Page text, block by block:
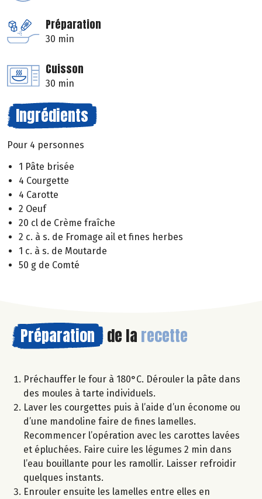
Préparation
30 min
Cuisson
30 min
Ingrédients
Pour 4 personnes
1 Pâte brisée
4 Courgette
4 Carotte
2 Oeuf
20 cl de Crème fraîche
2 c. à s. de Fromage ail et fines herbes
1 c. à s. de Moutarde
50 g de Comté
Préparation de la recette
Préchauffer le four à 180°C. Dérouler la pâte dans
des moules à tarte individuels.
Laver les courgettes puis à l’aide d’un économe ou
d’une mandoline faire de fines lamelles.
Recommencer l’opération avec les carottes lavées
et épluchées. Faire cuire les légumes 2 min dans
l’eau bouillante pour les ramollir. Laisser refroidir
quelques instants.
Enrouler ensuite les lamelles entre elles en